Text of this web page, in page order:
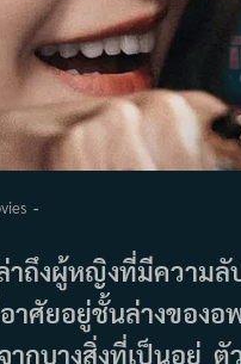
ถึงผู้หญิงที่มีความลั
าศัยอยู่ชั้นล่างของ
ากบางสิ่งที่เป็นอยู่ ตั